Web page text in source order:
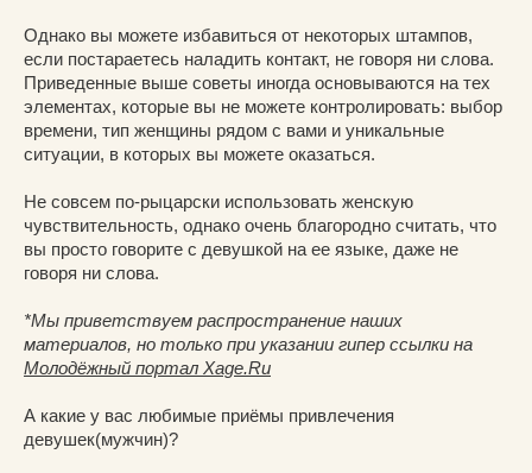
Однако вы можете избавиться от некоторых штампов,
если постараетесь наладить контакт, не говоря ни слова.
Приведенные выше советы иногда основываются на тех
элементах, которые вы не можете контролировать: выбор
времени, тип женщины рядом с вами и уникальные
ситуации, в которых вы можете оказаться.
Не совсем по-рыцарски использовать женскую
чувствительность, однако очень благородно считать, что
вы просто говорите с девушкой на ее языке, даже не
говоря ни слова.
*Мы приветствуем распространение наших
материалов, но только при указании гипер ссылки на
Молодёжный портал Xage.Ru
А какие у вас любимые приёмы привлечения
девушек(мужчин)?